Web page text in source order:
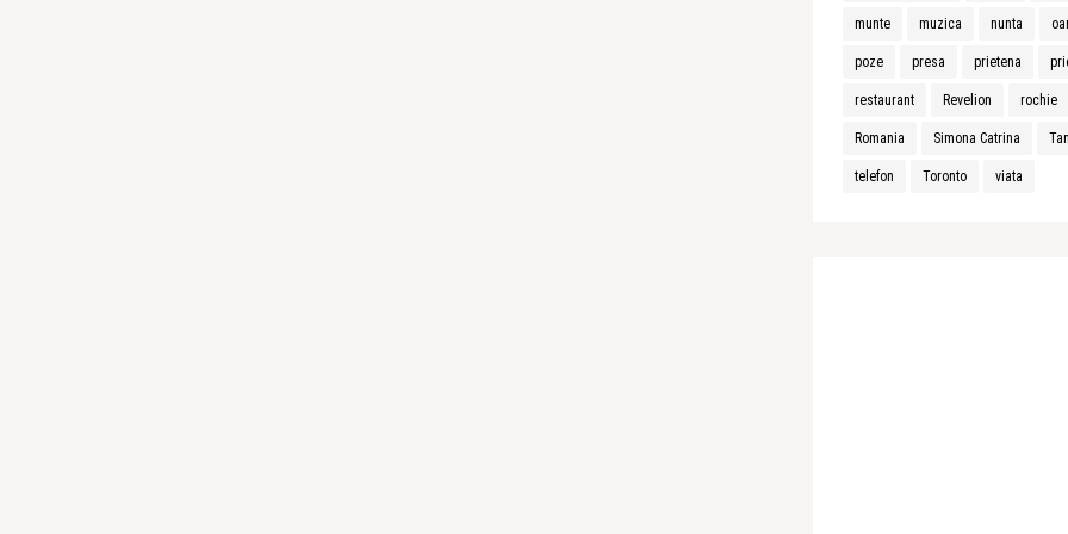
munte muzica nunta
poze presa prietena
restaurant Revelion rochie
Romania Simona Catrina
telefon Toronto viata